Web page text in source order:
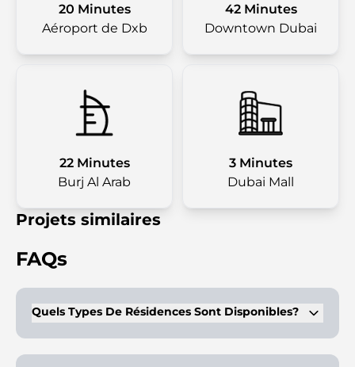
20 Minutes
Aéroport de Dxb
42 Minutes
Downtown Dubai
22 Minutes
Burj Al Arab
3 Minutes
Dubai Mall
Projets similaires
FAQs
Quels Types De Résidences Sont Disponibles?
penthouses opulents avec ascenseurs privés et piscines,